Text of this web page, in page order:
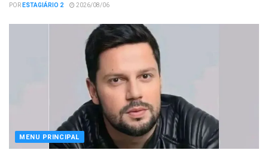
PORESTAGIÁRIO 2 2026/08/06
MENU PRINCIPAL